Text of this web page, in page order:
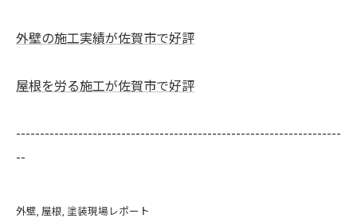
外壁の施工実績が佐賀市で好評
屋根を労る施工が佐賀市で好評
--------------------------------------------------------------------
--
外壁 屋根 塗装現場レポート